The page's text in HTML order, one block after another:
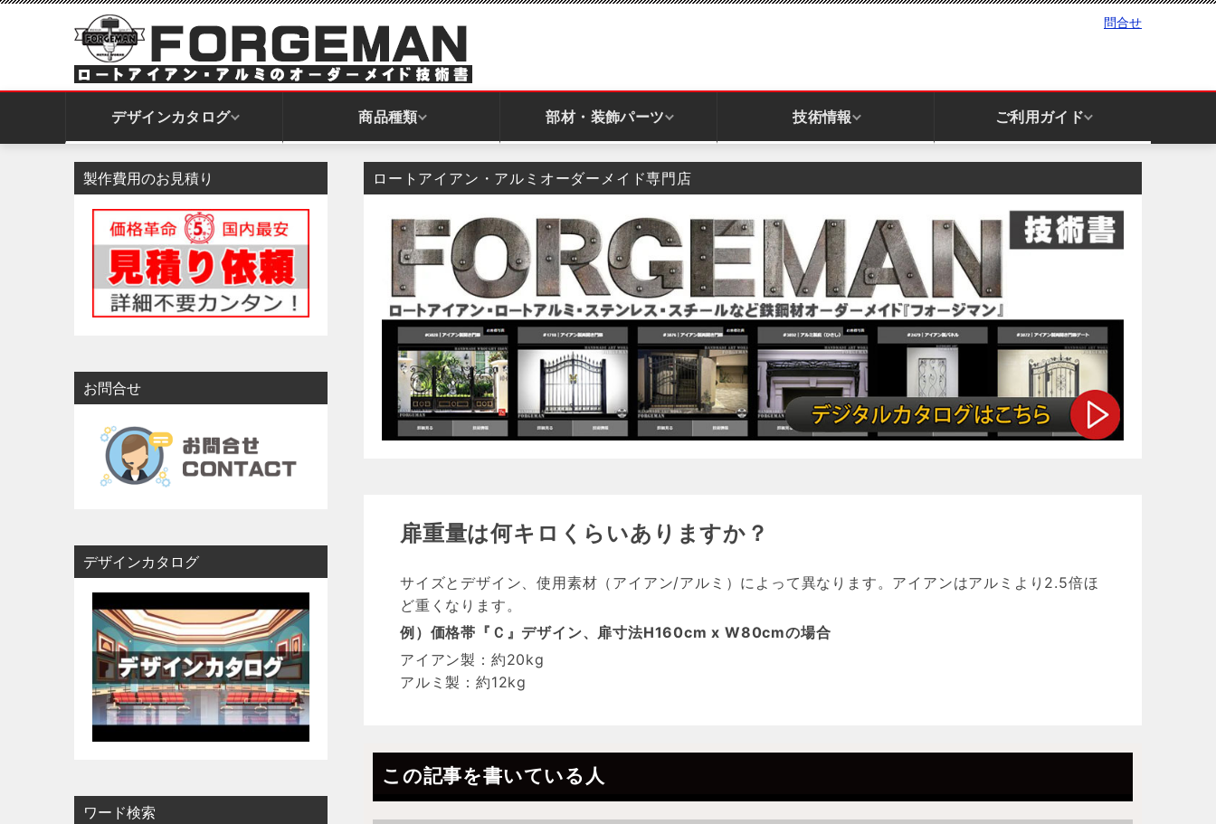
問合せ
デザインカタログ 商品種類
開き門扉｜スイングドア
引戸門扉｜スライドドア
フェンス｜直線
階段フェンス｜斜め
パネル全般｜スクリーン
窓面格子パネル
手すり｜ハンドレール
庇｜キャノピー
柱関連
看板サイン｜表札
取っ手｜ハンドル
閂｜掛け金 電気錠
ポリカ板
部材・装飾パーツ 技術情報 ご利用ガイド
ロートアイアン・アルミオーダーメイド専門店
扉重量は何キロくらいありますか？
サイズとデザイン、使用素材（アイアン/アルミ）によって異なります。アイアンはアルミより2.5倍ほ
ど重くなります。
例）価格帯『Ｃ』デザイン、扉寸法H160cm x W80cmの場合
アイアン製：約20kg
アルミ製：約12kg
この記事を書いている人
製作費用のお見積り
お問合せ
デザインカタログ
ワード検索